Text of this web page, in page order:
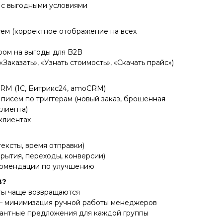
выгодными условиями
(корректное отображение на всех
на выгоды для B2B
«Узнать стоимость», «Скачать прайс»)
(1С, Битрикс24, amoCRM)
по триггерам (новый заказ, брошенная
время отправки)
переходы, конверсии)
по улучшению
чаще возвращаются
минимизация ручной работы менеджеров
предложения для каждой группы